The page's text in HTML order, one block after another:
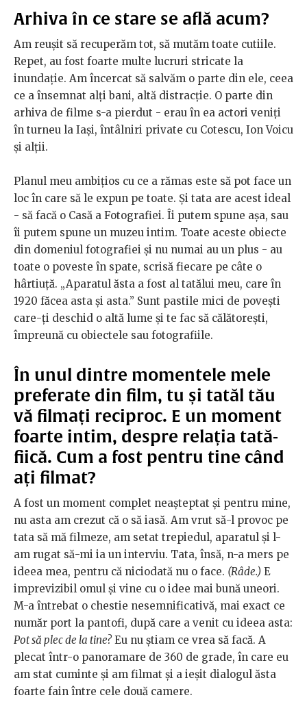
Arhiva în ce stare se află acum?
Am reușit să recuperăm tot, să mutăm toate cutiile.
Repet, au fost foarte multe lucruri stricate la
inundație. Am încercat să salvăm o parte din ele, ceea
ce a însemnat alți bani, altă distracție. O parte din
arhiva de filme s-a pierdut - erau în ea actori veniți
în turneu la Iași, întâlniri private cu Cotescu, Ion Voicu
și alții.
Planul meu ambițios cu ce a rămas este să pot face un
loc în care să le expun pe toate. Și tata are acest ideal
- să facă o Casă a Fotografiei. Îi putem spune așa, sau
îi putem spune un muzeu intim. Toate aceste obiecte
din domeniul fotografiei și nu numai au un plus - au
toate o poveste în spate, scrisă fiecare pe câte o
hârtiuță. „Aparatul ăsta a fost al tatălui meu, care în
1920 făcea asta și asta.” Sunt pastile mici de povești
care-ți deschid o altă lume și te fac să călătorești,
împreună cu obiectele sau fotografiile.
În unul dintre momentele mele
preferate din film, tu și tatăl tău
vă filmați reciproc. E un moment
foarte intim, despre relația tată-
fiică. Cum a fost pentru tine când
ați filmat?
A fost un moment complet neașteptat și pentru mine,
nu asta am crezut că o să iasă. Am vrut să-l provoc pe
tata să mă filmeze, am setat trepiedul, aparatul și l-
am rugat să-mi ia un interviu. Tata, însă, n-a mers pe
ideea mea, pentru că niciodată nu o face. (Râde.) E
imprevizibil omul și vine cu o idee mai bună uneori.
M-a întrebat o chestie nesemnificativă, mai exact ce
număr port la pantofi, după care a venit cu ideea asta:
Pot să plec de la tine? Eu nu știam ce vrea să facă. A
plecat într-o panoramare de 360 de grade, în care eu
am stat cuminte și am filmat și a ieșit dialogul ăsta
foarte fain între cele două camere.